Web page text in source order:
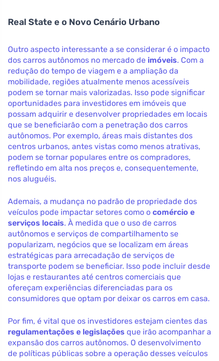
Real State e o Novo Cenário Urbano
Outro aspecto interessante a se considerar é o impacto
dos carros autônomos no mercado de imóveis. Com a
redução do tempo de viagem e a ampliação da
mobilidade, regiões atualmente menos acessíveis
podem se tornar mais valorizadas. Isso pode significar
oportunidades para investidores em imóveis que
possam adquirir e desenvolver propriedades em locais
que se beneficiarão com a penetração dos carros
autônomos. Por exemplo, áreas mais distantes dos
centros urbanos, antes vistas como menos atrativas,
podem se tornar populares entre os compradores,
refletindo em alta nos preços e, consequentemente,
nos aluguéis.
Ademais, a mudança no padrão de propriedade dos
veículos pode impactar setores como o comércio e
serviços locais. À medida que o uso de carros
autônomos e serviços de compartilhamento se
popularizam, negócios que se localizam em áreas
estratégicas para arrecadação de serviços de
transporte podem se beneficiar. Isso pode incluir desde
lojas e restaurantes até centros comerciais que
ofereçam experiências diferenciadas para os
consumidores que optam por deixar os carros em casa.
Por fim, é vital que os investidores estejam cientes das
regulamentações e legislações que irão acompanhar a
expansão dos carros autônomos. O desenvolvimento
de políticas públicas sobre a operação desses veículos